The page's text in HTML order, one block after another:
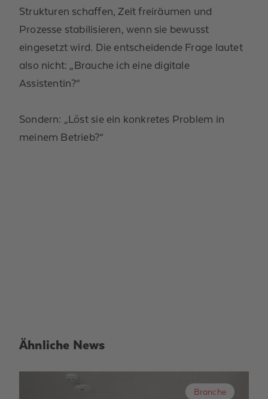
Strukturen schaffen, Zeit freiräumen und
Prozesse stabilisieren, wenn sie bewusst
eingesetzt wird. Die entscheidende Frage lautet
also nicht: „Brauche ich eine digitale
Assistentin?“
Sondern: „Löst sie ein konkretes Problem in
meinem Betrieb?“
Ähnliche News
Branche